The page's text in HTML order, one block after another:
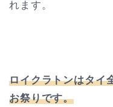
れます。
ロイクラトンはタイ
お祭りです。